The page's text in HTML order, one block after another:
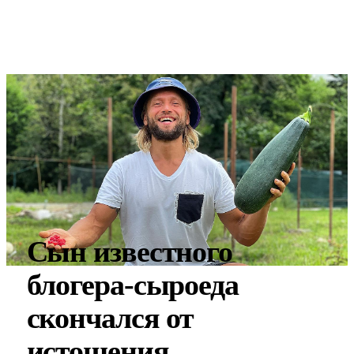
Сын известного
блогера-сыроеда
скончался от